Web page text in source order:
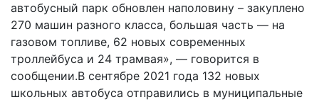
автобусный парк обновлен наполовину – закуплено
270 машин разного класса, большая часть — на
газовом топливе, 62 новых современных
троллейбуса и 24 трамвая», — говорится в
сообщении.В сентябре 2021 года 132 новых
школьных автобуса отправились в муниципальные